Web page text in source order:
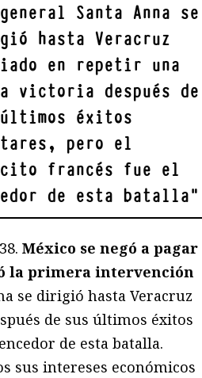
Santa Anna se
hasta Veracruz
en repetir una
victoria después de
éxitos
pero el
francés fue el
de esta batalla"
México se negó a pagar
la primera intervención
se dirigió hasta Veracruz
de sus últimos éxitos
de esta batalla.
sus intereses económicos